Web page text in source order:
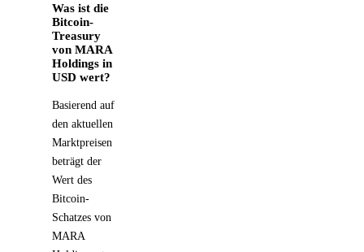
Was ist die
Bitcoin-
Treasury
von MARA
Holdings in
USD wert?
Basierend auf
den aktuellen
Marktpreisen
beträgt der
Wert des
Bitcoin-
Schatzes von
MARA